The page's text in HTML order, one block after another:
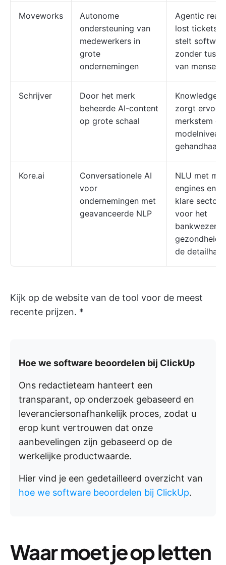
Moveworks
Autonome
ondersteuning van
medewerkers in
grote
ondernemingen
Agentic
lost tickets
stelt
zonder
van mensen
Schrijver
Door het merk
beheerde AI-content
op grote schaal
Knowledge
zorgt ervoor
merkstem op
gehandhaafd
Kore.ai
Conversationele AI
voor
ondernemingen met
geavanceerde NLP
NLU met
engines en
klare
voor het
bankwezen,
de
Kijk op de website van de tool voor de meest
recente prijzen. *
Hoe we software beoordelen bij ClickUp
Ons redactieteam hanteert een
transparant, op onderzoek gebaseerd en
leveranciersonafhankelijk proces, zodat u
erop kunt vertrouwen dat onze
aanbevelingen zijn gebaseerd op de
werkelijke productwaarde.
Hier vind je een gedetailleerd overzicht van
hoe we software beoordelen bij ClickUp.
Waar moet je op letten